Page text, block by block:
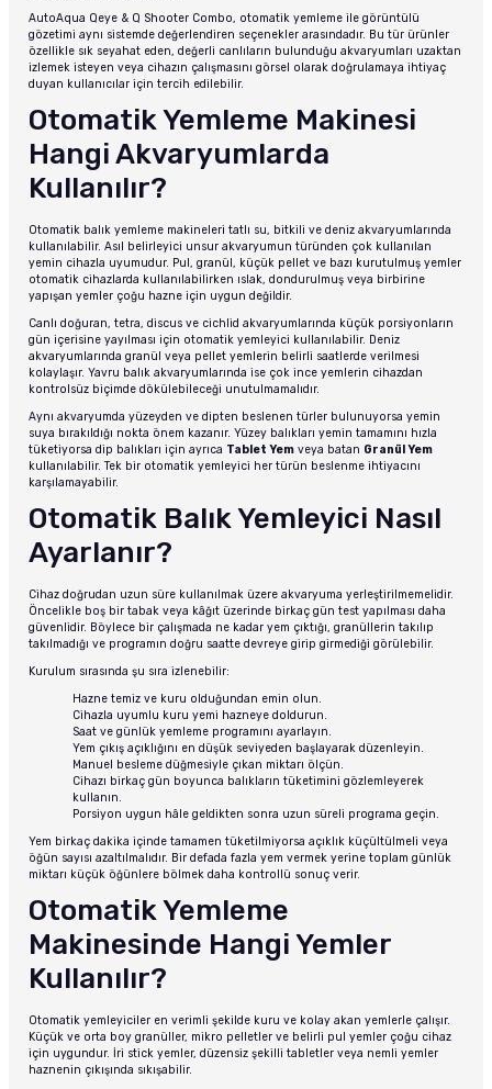
AutoAqua Qeye & Q Shooter Combo, otomatik yemleme ile görüntülü
gözetimi aynı sistemde değerlendiren seçenekler arasındadır. Bu tür ürünler
özellikle sık seyahat eden, değerli canlıların bulunduğu akvaryumları uzaktan
izlemek isteyen veya cihazın çalışmasını görsel olarak doğrulamaya ihtiyaç
duyan kullanıcılar için tercih edilebilir.
Otomatik Yemleme Makinesi
Hangi Akvaryumlarda
Kullanılır?
Otomatik balık yemleme makineleri tatlı su, bitkili ve deniz akvaryumlarında
kullanılabilir. Asıl belirleyici unsur akvaryumun türünden çok kullanılan
yemin cihazla uyumudur. Pul, granül, küçük pellet ve bazı kurutulmuş yemler
otomatik cihazlarda kullanılabilirken ıslak, dondurulmuş veya birbirine
yapışan yemler çoğu hazne için uygun değildir.
Canlı doğuran, tetra, discus ve cichlid akvaryumlarında küçük porsiyonların
gün içerisine yayılması için otomatik yemleyici kullanılabilir. Deniz
akvaryumlarında granül veya pellet yemlerin belirli saatlerde verilmesi
kolaylaşır. Yavru balık akvaryumlarında ise çok ince yemlerin cihazdan
kontrolsüz biçimde dökülebileceği unutulmamalıdır.
Aynı akvaryumda yüzeyden ve dipten beslenen türler bulunuyorsa yemin
suya bırakıldığı nokta önem kazanır. Yüzey balıkları yemin tamamını hızla
tüketiyorsa dip balıkları için ayrıca Tablet Yem veya batan Granül Yem
kullanılabilir. Tek bir otomatik yemleyici her türün beslenme ihtiyacını
karşılamayabilir.
Otomatik Balık Yemleyici Nasıl
Ayarlanır?
Cihaz doğrudan uzun süre kullanılmak üzere akvaryuma yerleştirilmemelidir.
Öncelikle boş bir tabak veya kâğıt üzerinde birkaç gün test yapılması daha
güvenlidir. Böylece bir çalışmada ne kadar yem çıktığı, granüllerin takılıp
takılmadığı ve programın doğru saatte devreye girip girmediği görülebilir.
Kurulum sırasında şu sıra izlenebilir:
Hazne temiz ve kuru olduğundan emin olun.
Cihazla uyumlu kuru yemi hazneye doldurun.
Saat ve günlük yemleme programını ayarlayın.
Yem çıkış açıklığını en düşük seviyeden başlayarak düzenleyin.
Manuel besleme düğmesiyle çıkan miktarı ölçün.
Cihazı birkaç gün boyunca balıkların tüketimini gözlemleyerek
kullanın.
Porsiyon uygun hâle geldikten sonra uzun süreli programa geçin.
Yem birkaç dakika içinde tamamen tüketilmiyorsa açıklık küçültülmeli veya
öğün sayısı azaltılmalıdır. Bir defada fazla yem vermek yerine toplam günlük
miktarı küçük öğünlere bölmek daha kontrollü sonuç verir.
Otomatik Yemleme
Makinesinde Hangi Yemler
Kullanılır?
Otomatik yemleyiciler en verimli şekilde kuru ve kolay akan yemlerle çalışır.
Küçük ve orta boy granüller, mikro pelletler ve belirli pul yemler çoğu cihaz
için uygundur. İri stick yemler, düzensiz şekilli tabletler veya nemli yemler
haznenin çıkışında sıkışabilir.